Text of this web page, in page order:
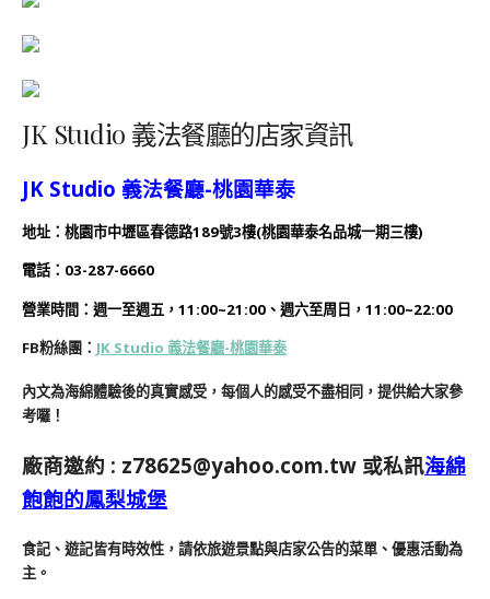
JK Studio 義法餐廳的店家資訊
JK Studio 義法餐廳-桃園華泰
地址：桃園市中壢區春德路189號3樓(桃園華泰名品城一期三樓)
電話： 03-287-6660
營業時間： 週一至週五，11:00~21:00、週六至周日，11:00~22:00
FB粉絲團： JK Studio 義法餐廳-桃園華泰
內文為海綿體驗後的真實感受，每個人的感受不盡相同，提供給大家參
考囉！
廠商邀約 : z78625@yahoo.com.tw 或私訊海綿
飽飽的鳳梨城堡
食記、遊記皆有時效性，請依旅遊景點與店家公告的菜單、優惠活動為
主。